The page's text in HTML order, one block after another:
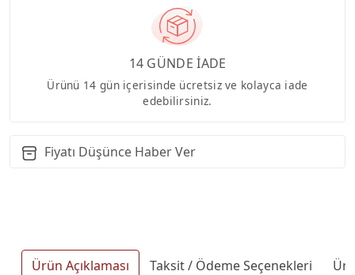
14 GÜNDE İADE
Ürünü 14 gün içerisinde ücretsiz ve kolayca iade
edebilirsiniz.
Fiyatı Düşünce Haber Ver
Ürün Açıklaması Taksit / Ödeme Seçenekleri